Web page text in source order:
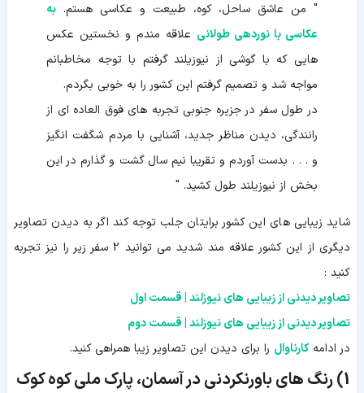
" من عاشق ساحل، کوه، طبیعت و عکاسی هستم. به
عکاسی با نوردهی طولانی علاقه مندم و نخستین عکس
هایی که با گوشی از نیوزیلند گرفتم با توجه مخاطبانم
مواجه شد و تصمیم گرفتم این کشور را به خوبی بگردم.
در طول سفر در جزیره جنوبی تجربه های فوق العاده ای از
رانندگی، دیدن مناظر جدید، آشنایی با مردم شگفت انگیز
و . . . بدست آوردم و تقریبا نیم سال گشت و گذارم در این
بخش از نیوزیلند طول کشید. "
شاید زیبایی های این کشور برایتان جلب توجه کند اگر به دیدن تصاویر
دیگری از این کشور علاقه مند شدید می توانید 2 سفر زیر را نیز تجربه
کنید :
تصاویر دیدنی از زیبایی های نیوزلند | قسمت اول
تصاویر دیدنی از زیبایی های نیوزلند | قسمت دوم
در ادامهکارناوال را برای دیدن این تصاویر زیبا همراهی کنید.
1) رنگ های باورنکردنی در آسمان، پارک ملی کوه کوک